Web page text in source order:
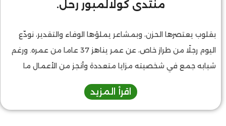
منتدى كولالمبور رحل.
بقلوب يعتصرها الحزن، وبمشاعر يملؤها الوفاء والتقدير، نودّع
اليوم رجلًا من طراز خاص، عن عمر يناهز 37 عاما من عمره. ورغم
شبابه جمع في شخصيته مزايا متعددة وأنجز من الأعمال ما
والعمل، فكان من القلائل الذين لا يُختزل حضورهم في موقع أو
منصب، بل يمتد أثرهم عبر مؤسسات وعلاقات ومشاريع عديدة.
اقرأ المزيد